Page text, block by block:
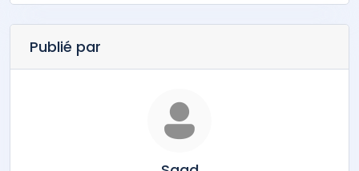
Publié par